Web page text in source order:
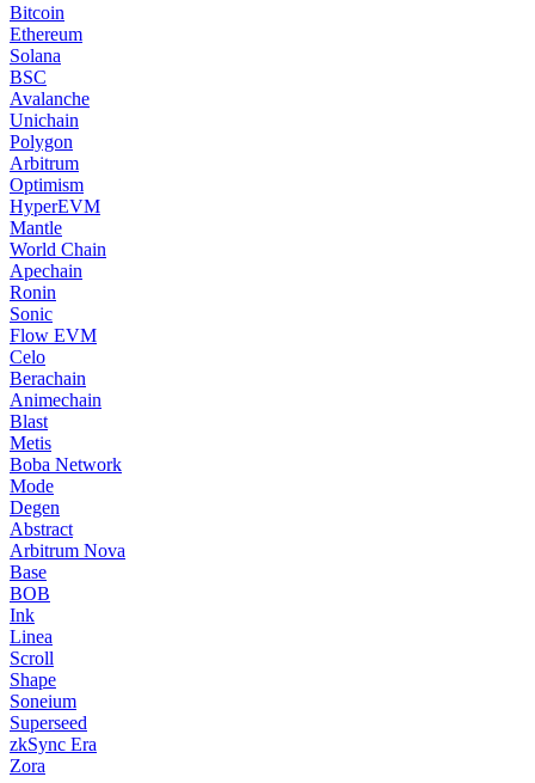
Bitcoin
Ethereum
Solana
BSC
Avalanche
Unichain
Polygon
Arbitrum
Optimism
HyperEVM
Mantle
World Chain
Apechain
Ronin
Sonic
Flow EVM
Celo
Berachain
Animechain
Blast
Metis
Boba Network
Mode
Degen
Abstract
Arbitrum Nova
Base
BOB
Ink
Linea
Scroll
Shape
Soneium
Superseed
zkSync Era
Zora